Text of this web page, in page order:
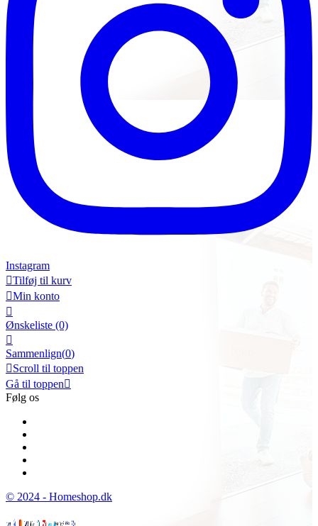
Instagram
Tilføj til kurv
Min konto

Ønskeliste (0)

Sammenlign(0)
Scroll til toppen
Gå til toppen
Følg os
© 2024 - Homeshop.dk